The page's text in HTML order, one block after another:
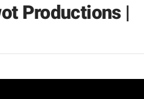
Productions |